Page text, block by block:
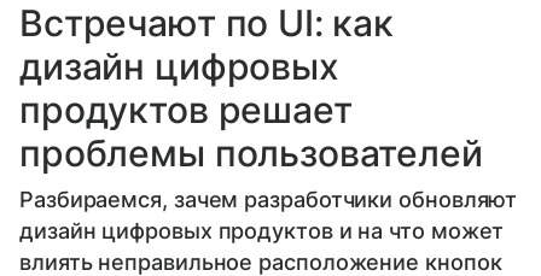
Встречают по UI: как
дизайн цифровых
продуктов решает
проблемы пользователей
Разбираемся, зачем разработчики обновляют
дизайн цифровых продуктов и на что может
влиять неправильное расположение кнопок